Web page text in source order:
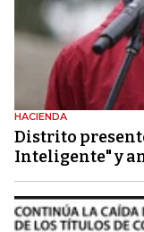
HACIENDA
Distrito
Inteligente" y